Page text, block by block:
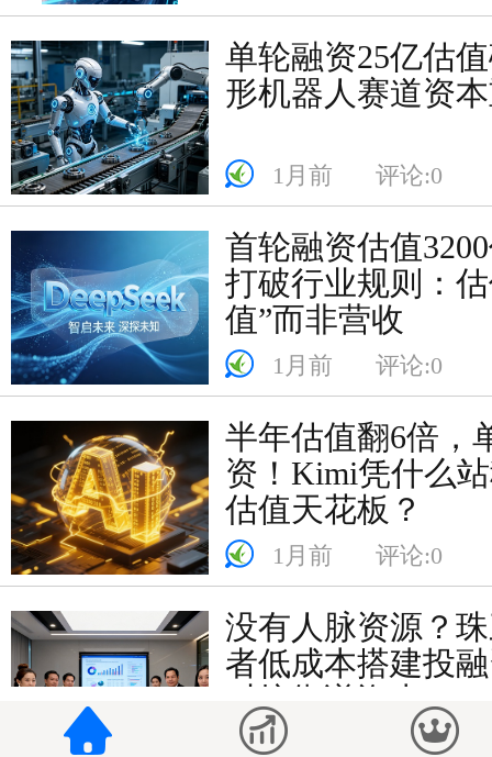
单轮融资25亿估
形机器人赛道资
1月前 评论:0
首轮融资估值3200
打破行业规则：
值”而非营收
1月前 评论:0
半年估值翻6倍，
资！Kimi凭什么
估值天花板？
1月前 评论:0
没有人脉资源？
者低成本搭建投
对接靠谱资本
1月前 评论:0